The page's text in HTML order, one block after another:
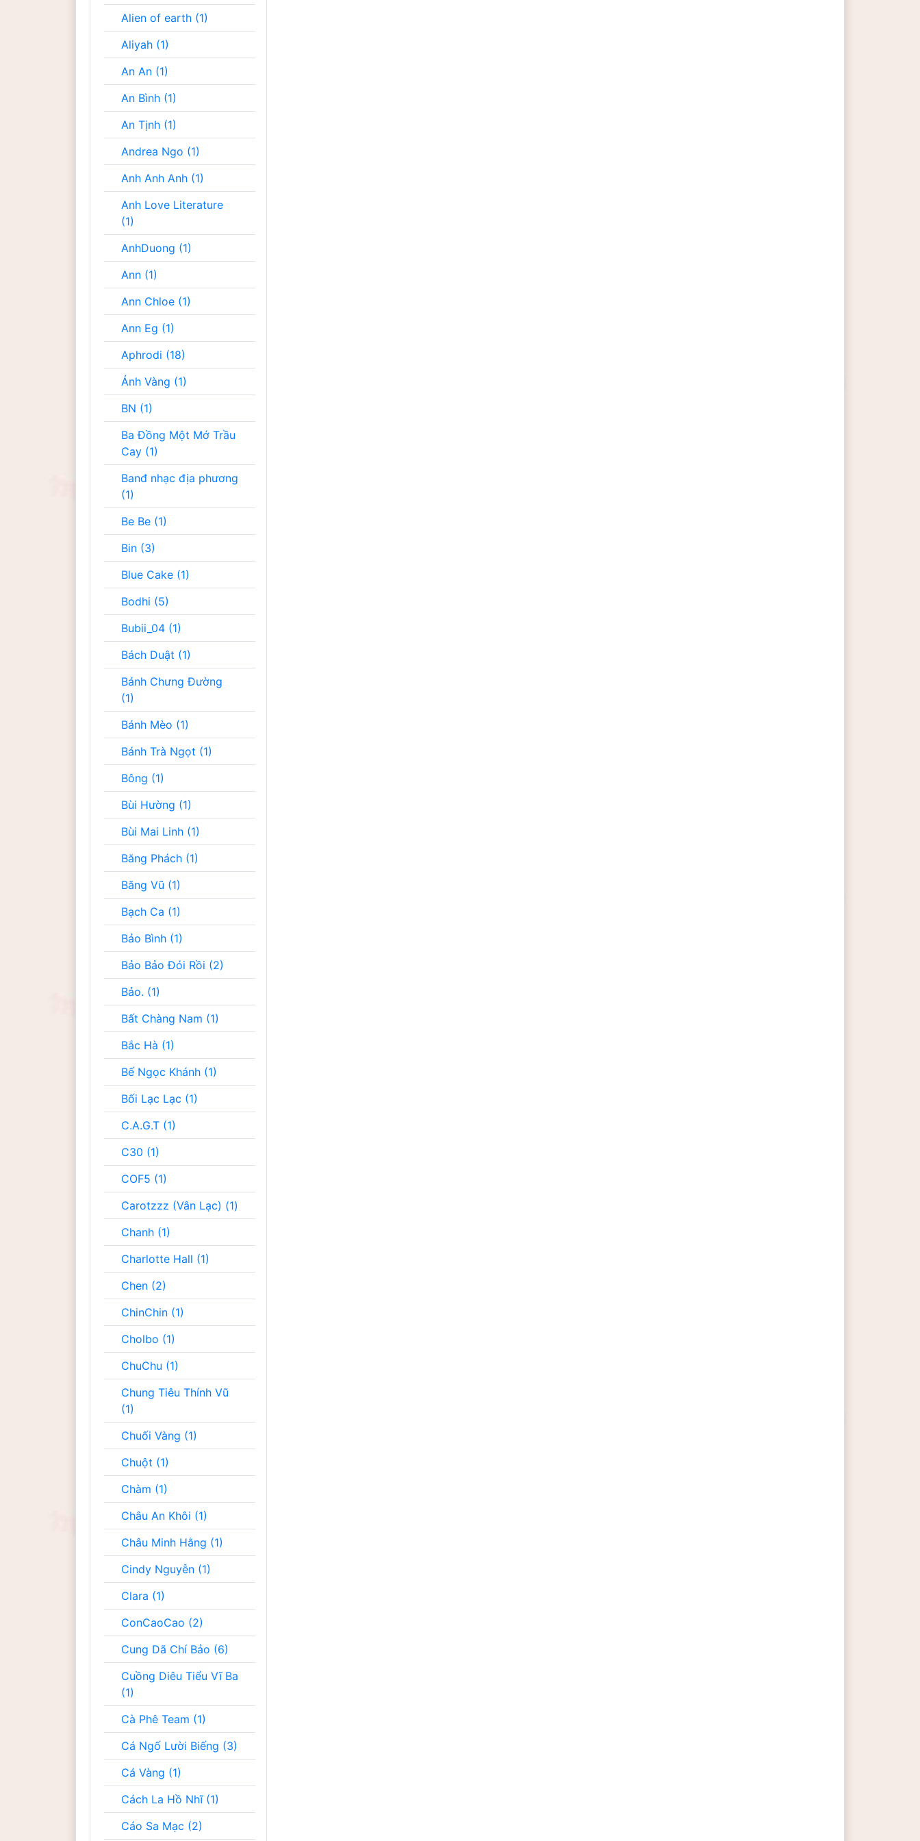
Alien of earth (1)
Aliyah (1)
An An (1)
An Bình (1)
An Tịnh (1)
Andrea Ngo (1)
Anh Anh Anh (1)
Anh Love Literature
(1)
AnhDuong (1)
Ann (1)
Ann Chloe (1)
Ann Eg (1)
Aphrodi (18)
Ánh Vàng (1)
BN (1)
Ba Đồng Một Mớ Trầu
Cay (1)
Banđ nhạc địa phương
(1)
Be Be (1)
Bin (3)
Blue Cake (1)
Bodhi (5)
Bubii_04 (1)
Bách Duật (1)
Bánh Chưng Đường
(1)
Bánh Mèo (1)
Bánh Trà Ngọt (1)
Bông (1)
Bùi Hường (1)
Bùi Mai Linh (1)
Băng Phách (1)
Băng Vũ (1)
Bạch Ca (1)
Bảo Bình (1)
Bảo Bảo Đói Rồi (2)
Bảo. (1)
Bất Chàng Nam (1)
Bắc Hà (1)
Bế Ngọc Khánh (1)
Bối Lạc Lạc (1)
C.A.G.T (1)
C30 (1)
COF5 (1)
Carotzzz (Vân Lạc) (1)
Chanh (1)
Charlotte Hall (1)
Chen (2)
ChinChin (1)
Cholbo (1)
ChuChu (1)
Chung Tiêu Thính Vũ
(1)
Chuối Vàng (1)
Chuột (1)
Chàm (1)
Châu An Khôi (1)
Châu Minh Hằng (1)
Cindy Nguyễn (1)
Clara (1)
ConCaoCao (2)
Cung Dã Chí Bảo (6)
Cuồng Diêu Tiểu Vĩ Ba
(1)
Cà Phê Team (1)
Cá Ngố Lười Biếng (3)
Cá Vàng (1)
Cách La Hồ Nhĩ (1)
Cáo Sa Mạc (2)